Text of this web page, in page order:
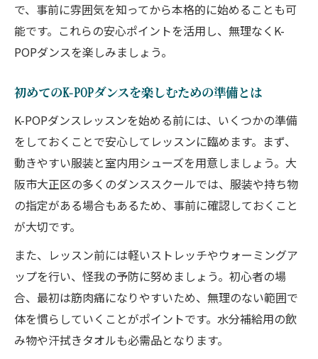
で、事前に雰囲気を知ってから本格的に始めることも可
能です。これらの安心ポイントを活用し、無理なくK-
POPダンスを楽しみましょう。
初めてのK-POPダンスを楽しむための準備とは
K-POPダンスレッスンを始める前には、いくつかの準備
をしておくことで安心してレッスンに臨めます。まず、
動きやすい服装と室内用シューズを用意しましょう。大
阪市大正区の多くのダンススクールでは、服装や持ち物
の指定がある場合もあるため、事前に確認しておくこと
が大切です。
また、レッスン前には軽いストレッチやウォーミングア
ップを行い、怪我の予防に努めましょう。初心者の場
合、最初は筋肉痛になりやすいため、無理のない範囲で
体を慣らしていくことがポイントです。水分補給用の飲
み物や汗拭きタオルも必需品となります。